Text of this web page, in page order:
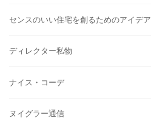
センスのいい住宅を創るためのアイデア
ディレクター私物
ナイス・コーデ
ヌイグラー通信